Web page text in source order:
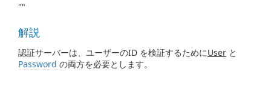
""
解説
認証サーバーは、ユーザーのID を検証するためにUser と
Password の両方を必要とします。